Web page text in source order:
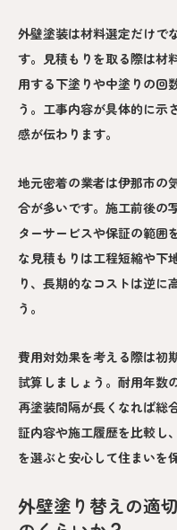
外壁塗装は材料選定だけで
す。見積もりを取る際は材
用する下塗りや中塗りの回
う。工事内容が具体的に示
感が伝わります。
地元密着の業者は伊那市の
合が多いです。施工前後の
ターサービスや保証の範囲
な見積もりは工程短縮や下
り、長期的なコストは逆に
う。
費用対効果を考える際は初
試算しましょう。耐用年数
再塗装間隔が長くなれば総
証内容や施工履歴を比較し
を選ぶと安心して住まいを
外壁塗り替えの適